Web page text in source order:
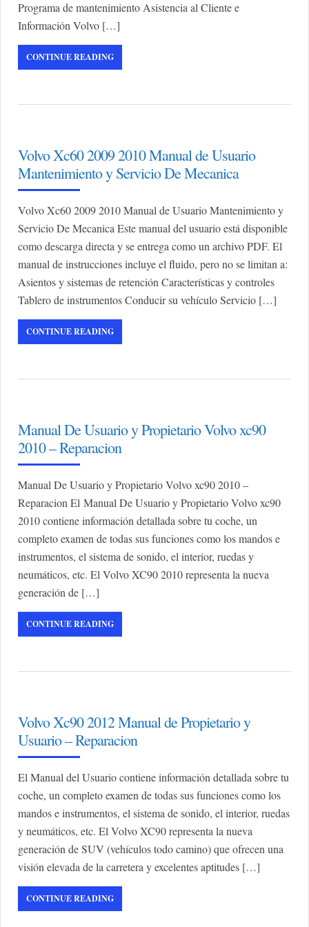
Programa de mantenimiento Asistencia al Cliente e
Información Volvo […]
CONTINUE READING
Volvo Xc60 2009 2010 Manual de Usuario
Mantenimiento y Servicio De Mecanica
Volvo Xc60 2009 2010 Manual de Usuario Mantenimiento y
Servicio De Mecanica Este manual del usuario está disponible
como descarga directa y se entrega como un archivo PDF. El
manual de instrucciones incluye el fluido, pero no se limitan a:
Asientos y sistemas de retención Características y controles
Tablero de instrumentos Conducir su vehículo Servicio […]
CONTINUE READING
Manual De Usuario y Propietario Volvo xc90
2010 – Reparacion
Manual De Usuario y Propietario Volvo xc90 2010 –
Reparacion El Manual De Usuario y Propietario Volvo xc90
2010 contiene información detallada sobre tu coche, un
completo examen de todas sus funciones como los mandos e
instrumentos, el sistema de sonido, el interior, ruedas y
neumáticos, etc. El Volvo XC90 2010 representa la nueva
generación de […]
CONTINUE READING
Volvo Xc90 2012 Manual de Propietario y
Usuario – Reparacion
El Manual del Usuario contiene información detallada sobre tu
coche, un completo examen de todas sus funciones como los
mandos e instrumentos, el sistema de sonido, el interior, ruedas
y neumáticos, etc. El Volvo XC90 representa la nueva
generación de SUV (vehículos todo camino) que ofrecen una
visión elevada de la carretera y excelentes aptitudes […]
CONTINUE READING